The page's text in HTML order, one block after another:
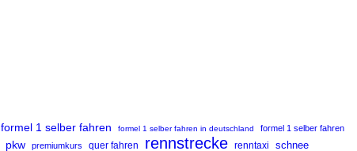
formel 1 selber fahren formel 1 selber fahren in deutschland
formel 1 selber fahren
pkw premiumkurs quer fahren rennstrecke renntaxi schnee